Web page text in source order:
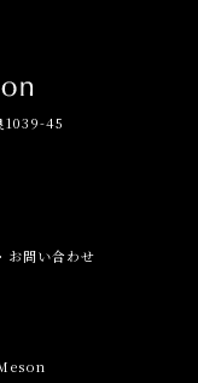
1039-45
お問い合わせ